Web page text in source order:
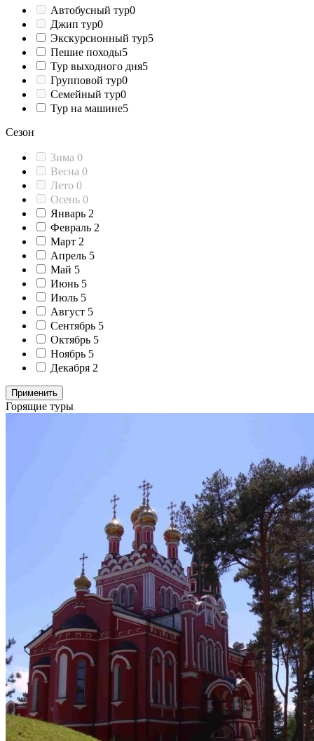
Автобусный тур0
Джип тур0
Экскурсионный тур5
Пешие походы5
Тур выходного дня5
Групповой тур0
Семейный тур0
Тур на машине5
Сезон
Зима 0
Весна 0
Лето 0
Осень 0
Январь 2
Февраль 2
Март 2
Апрель 5
Май 5
Июнь 5
Июль 5
Август 5
Сентябрь 5
Октябрь 5
Ноябрь 5
Декабря 2
Применить
Горящие туры